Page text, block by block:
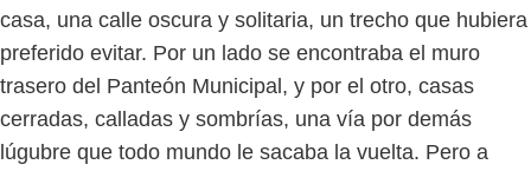
casa, una calle oscura y solitaria, un trecho que hubiera
preferido evitar. Por un lado se encontraba el muro
trasero del Panteón Municipal, y por el otro, casas
cerradas, calladas y sombrías, una vía por demás
lúgubre que todo mundo le sacaba la vuelta. Pero a